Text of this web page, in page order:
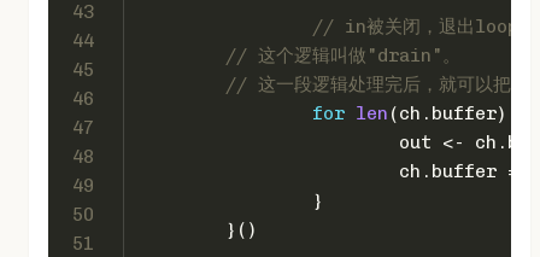
43
44
45
46
47
48
49
50
51
// in被关闭，退出loop后
// 这个逻辑叫做"drain"。
// 这一段逻辑处理完后，就可以把
for len (ch.buffer) >
out <-
ch.buffer =
		}
	}()